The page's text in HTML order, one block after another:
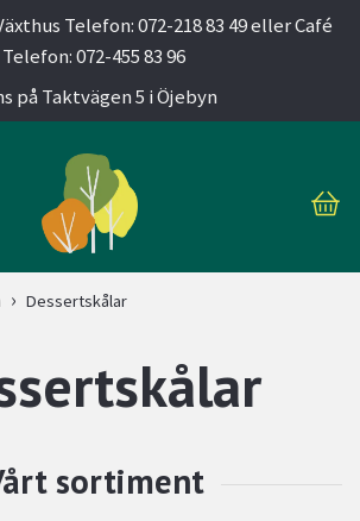
Telefon: 072-218 83 49 eller Café
Telefon: 072-455 83 96
på Taktvägen 5 i Öjebyn
Dessertskålar